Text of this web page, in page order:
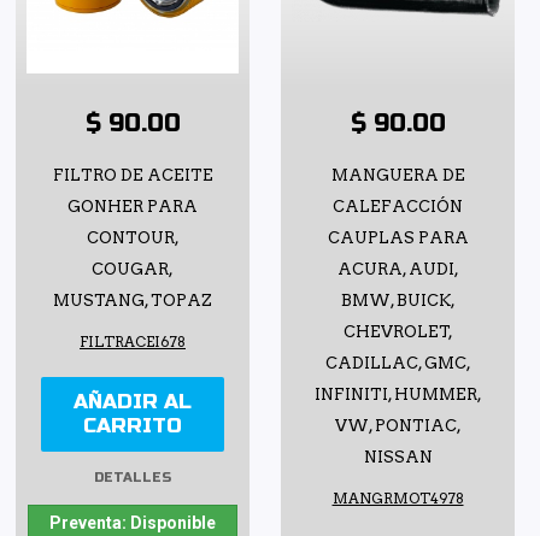
$ 90.00
FILTRO DE ACEITE
GONHER PARA
CONTOUR,
COUGAR,
MUSTANG, TOPAZ
FILTRACEI678
AÑADIR AL
CARRITO
DETALLES
Preventa: Disponible
$ 90.00
MANGUERA DE
CALEFACCIÓN
CAUPLAS PARA
ACURA, AUDI,
BMW, BUICK,
CHEVROLET,
CADILLAC, GMC,
INFINITI, HUMMER,
VW, PONTIAC,
NISSAN
MANGRMOT4978